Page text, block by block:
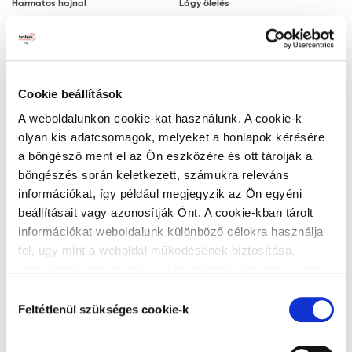
Cookie beállítások
A weboldalunkon cookie-kat használunk. A cookie-k
olyan kis adatcsomagok, melyeket a honlapok kérésére
a böngésző ment el az Ön eszközére és ott tárolják a
böngészés során keletkezett, számukra releváns
információkat, így például megjegyzik az Ön egyéni
beállításait vagy azonosítják Önt. A cookie-kban tárolt
információkat weboldalunk különböző célokra használja
fel, úgy mint a weboldal működésének biztosítása,
szabott ajánlatok megjelenítése, látogatottsági adatok
elemzése. A weboldalunk által alkalmazott cookie-k,
különösen a Google Analytics cookie-k működéséről,
kiválasztása
Feltétlenül szükséges cookie-k
Megjegyzés: a javasolt rétegfelépítések minden
esetben a legjobb tudásunk szerinti ajánlások, a
vizsgálatától.
Tanácsok, ajánlások, speciális tudnivalók, egyebek
A végleges, ellenálló filmréteg 14 nap
elteltével alakul ki. A filmréteg ezt követően
válik vízzel, tisztítószerrel moshatóvá.
A gipszkarton lapra történő felhordáskor
az alapfelület nedvességre különösen
érzékeny. Ez hólyagosodást és lepattogzást
szellőzésről és hőmérsékletről.
Harmatos hajnal Lágy ölelés
Ezüstszürke Naplemente
Zöld lagúna Titán